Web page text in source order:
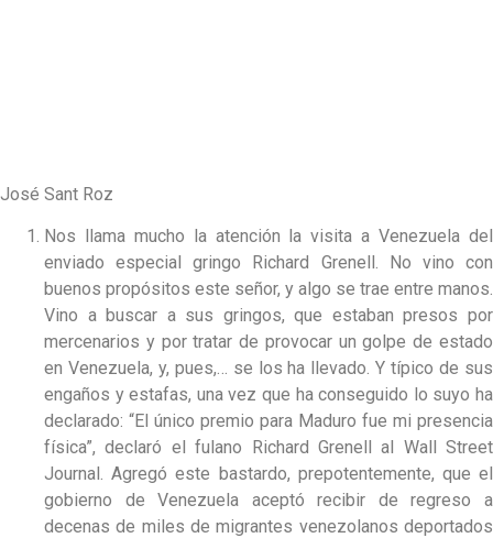
José Sant Roz
Nos llama mucho la atención la visita a Venezuela del
enviado especial gringo Richard Grenell. No vino con
buenos propósitos este señor, y algo se trae entre manos.
Vino a buscar a sus gringos, que estaban presos por
mercenarios y por tratar de provocar un golpe de estado
en Venezuela, y, pues,… se los ha llevado. Y típico de sus
engaños y estafas, una vez que ha conseguido lo suyo ha
declarado: “El único premio para Maduro fue mi presencia
física”, declaró el fulano Richard Grenell al Wall Street
Journal. Agregó este bastardo, prepotentemente, que el
gobierno de Venezuela aceptó recibir de regreso a
decenas de miles de migrantes venezolanos deportados